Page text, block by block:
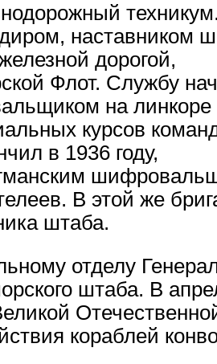
техникум.
наставником
дорогой,
Флот. Службу
на линкоре
курсов
в 1936 году,
В этой же
штаба.
отделу
штаба. В
кораблей